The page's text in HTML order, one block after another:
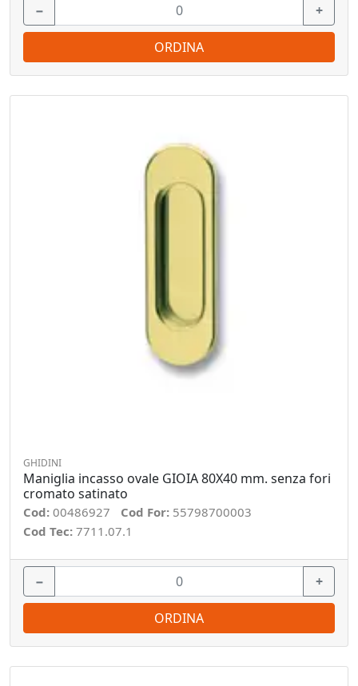
− +
ORDINA
GHIDINI
Maniglia incasso ovale GIOIA 80X40 mm. senza fori
cromato satinato
Cod: 00486927 Cod For: 55798700003
Cod Tec: 7711.07.1
− +
ORDINA